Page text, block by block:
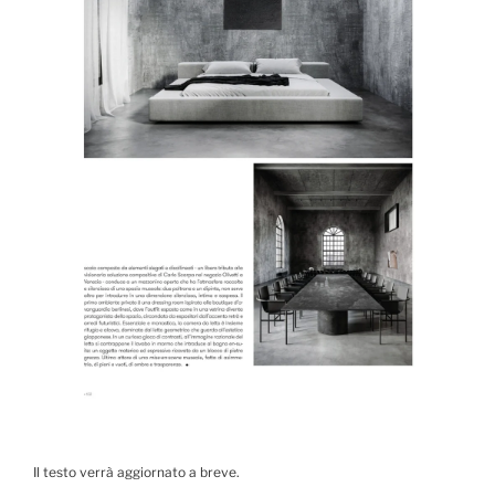
Il testo verrà aggiornato a breve.